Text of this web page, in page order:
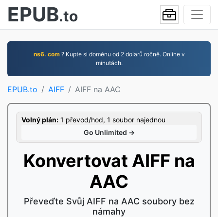
EPUB.to
ns6. com? Kupte si doménu od 2 dolarů ročně. Online v
minutách.
EPUB.to AIFF AIFF na AAC
Volný plán: 1 převod/hod, 1 soubor najednou
Go Unlimited →
Konvertovat AIFF na
AAC
Převeďte Svůj AIFF na AAC soubory bez
námahy